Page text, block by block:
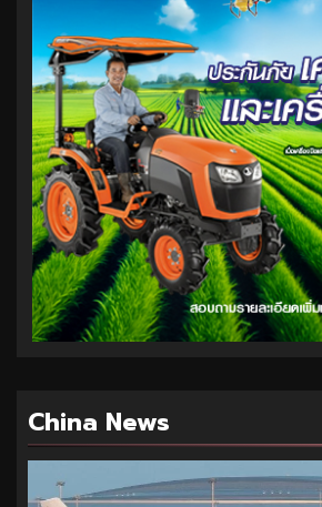
China News